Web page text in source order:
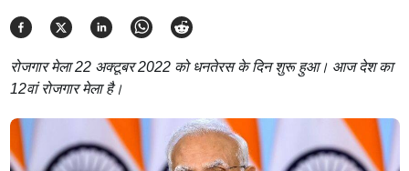
रोजगार मेला 22 अक्टूबर 2022 को धनतेरस के दिन शुरू हुआ। आज देश का
12वां रोजगार मेला है।